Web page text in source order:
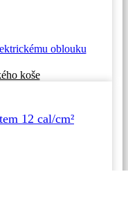
koše
12 cal/cm²